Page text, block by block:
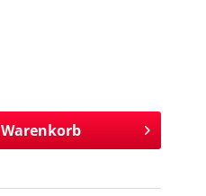
Warenkorb